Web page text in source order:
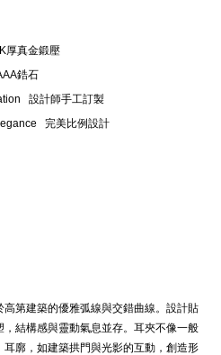
厚真金鍛壓
鋯石
設計師手工訂製
完美比例設計
第建築的優雅弧線與交錯曲線。設計貼
結構感與靈動氣息並存。耳夾不像一般
廓，如建築拱門與光影的互動，創造形